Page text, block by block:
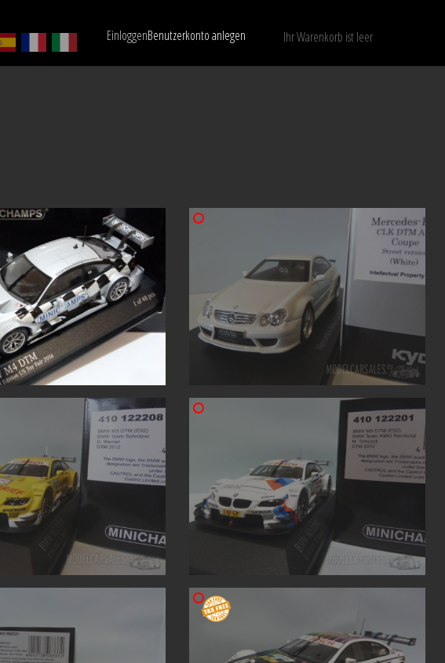
EinloggenBenutzerkonto anlegen Ihr Warenkorb ist leer
Nur verfügbare Modelle anzeigen LÖSCHEN